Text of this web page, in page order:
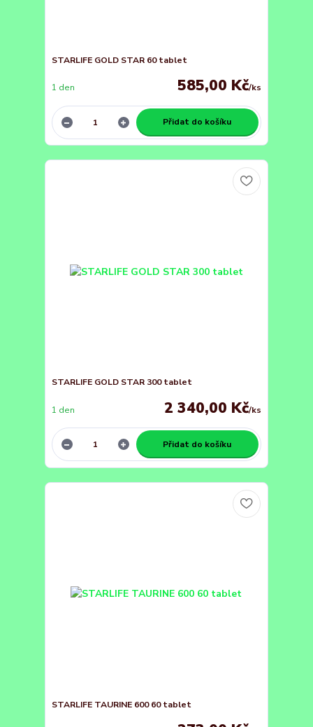
STARLIFE GOLD STAR 60 tablet
585,00 Kč/ks
1 den
Přidat do košíku
STARLIFE GOLD STAR 300 tablet
2 340,00 Kč/ks
1 den
Přidat do košíku
STARLIFE TAURINE 600 60 tablet